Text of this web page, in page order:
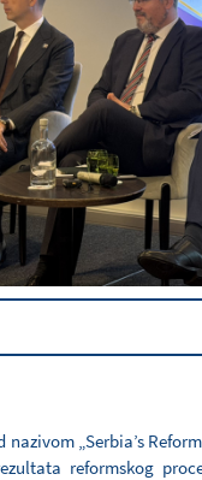
„Serbia’s
reformskog